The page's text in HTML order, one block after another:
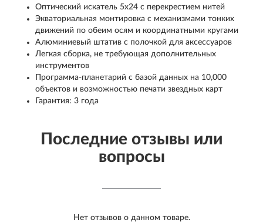
Оптический искатель 5х24 с перекрестием нитей
Экваториальная монтировка с механизмами тонких
движений по обеим осям и координатными кругами
Алюминиевый штатив с полочкой для аксессуаров
Легкая сборка, не требующая дополнительных
инструментов
Программа-планетарий с базой данных на 10,000
объектов и возможностью печати звездных карт
Гарантия: 3 года
Последние отзывы или
вопросы
Нет отзывов о данном товаре.